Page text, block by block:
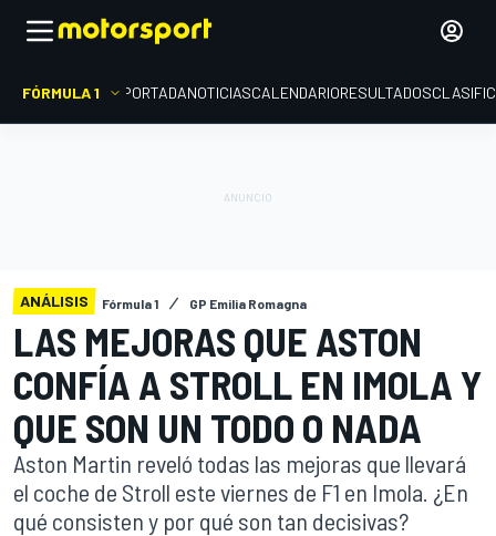
FÓRMULA 1 PORTADANOTICIASCALENDARIORESULTADOS
ANÁLISIS Fórmula 1 GP Emilia Romagna
LAS MEJORAS QUE ASTON
CONFÍA A STROLL EN IMOLA Y
QUE SON UN TODO O NADA
Aston Martin reveló todas las mejoras que llevará
el coche de Stroll este viernes de F1 en Imola. ¿En
qué consisten y por qué son tan decisivas?